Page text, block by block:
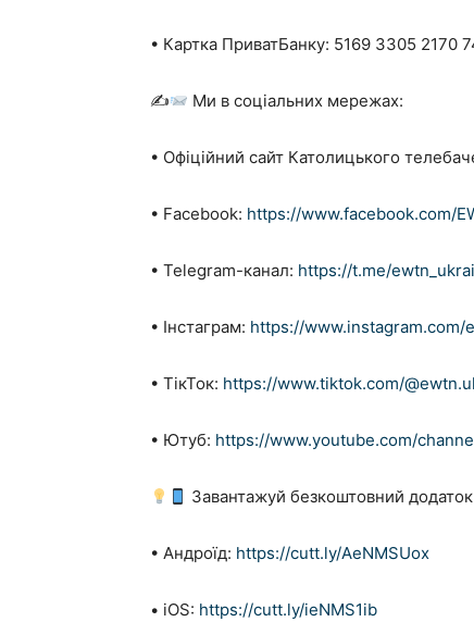
• Картка ПриватБанку: 5169 3305 2170
✍ Ми в соціальних мережах:
• Офіційний сайт Католицького
• Facebook: https://www.facebook.com/
• Telegram-канал: https://t.me/
• Інстаграм: https://www.instagram.com/
• ТікТок: https://www.tiktok.com/
• Ютуб: https://www.youtube.com/
Завантажуй безкоштовний
• Андроїд: https://cutt.ly/AeNMSUox
• iOS: https://cutt.ly/ieNMS1ib